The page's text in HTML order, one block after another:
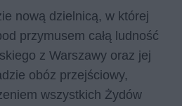
nową dzielnicą, w której
przymusem całą ludność
z Warszawy oraz jej
obóz przejściowy,
wszystkich Żydów